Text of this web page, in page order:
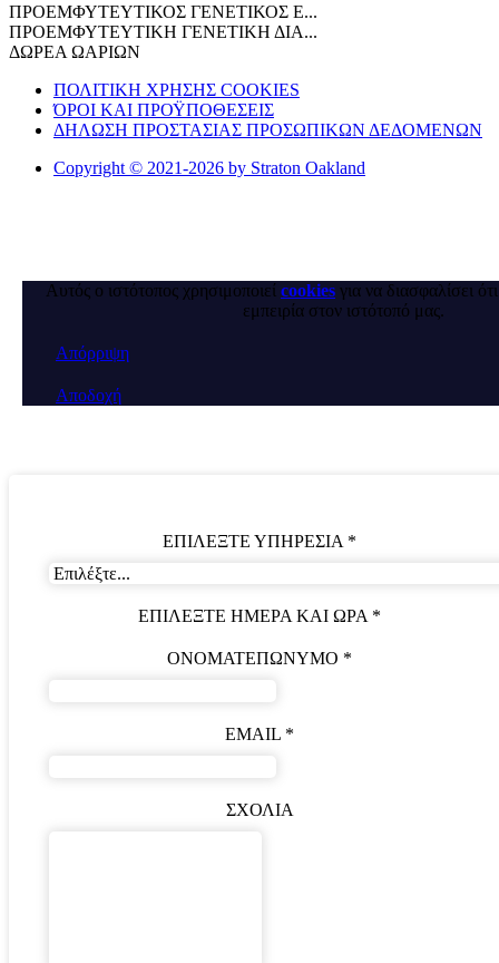
ΠΡΟΕΜΦΥΤΕΥΤΙΚΟΣ ΓΕΝΕΤΙΚΟΣ Ε...
ΠΡΟΕΜΦΥΤΕΥΤΙΚΗ ΓΕΝΕΤΙΚΗ ΔΙΑ...
ΔΩΡΕΑ ΩΑΡΙΩΝ
ΠΟΛΙΤΙΚΗ ΧΡΗΣΗΣ COOKIES
ΌΡΟΙ ΚΑΙ ΠΡΟΫΠΟΘΕΣΕΙΣ
ΔΗΛΩΣΗ ΠΡΟΣΤΑΣΙΑΣ ΠΡΟΣΩΠΙΚΩΝ ΔΕΔΟΜΕΝΩΝ
Copyright © 2021-2026 by Straton Oakland
Αυτός ο ιστότοπος χρησιμοποιεί cookies για να διασφαλίσει
εμπειρία στον ιστότοπό μας.
Απόρριψη
Αποδοχή
ΕΠΙΛΕΞΤΕ ΥΠΗΡΕΣΙΑ *
ΕΠΙΛΕΞΤΕ ΗΜΕΡΑ ΚΑΙ ΩΡΑ *
ΟΝΟΜΑΤΕΠΩΝΥΜΟ *
EMAIL *
ΣΧΟΛΙΑ